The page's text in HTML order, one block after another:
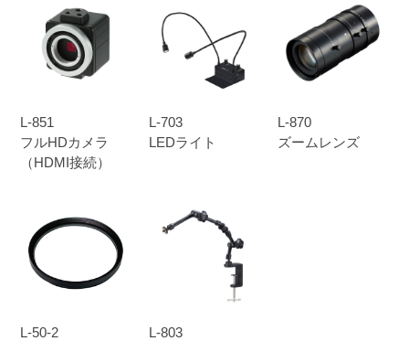
L-851
フルHDカメラ
（HDMI接続）
L-703
LEDライト
L-870
ズームレンズ
L-50-2
L-803